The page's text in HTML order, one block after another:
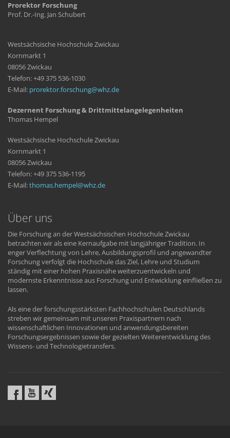
Prorektor Forschung
Prof. Dr.-Ing. Jan Schubert
Westsächsische Hochschule Zwickau
Kornmarkt 1
08056 Zwickau
Telefon: +49 375 536-1030
E-Mail: prorektor.forschung whzde
Dezernent Forschung & Drittmittelangelegenheiten
Thomas Hempel
Westsächsische Hochschule Zwickau
Kornmarkt 1
08056 Zwickau
Telefon: +49 375 536-1195
E-Mail:thomas.hempel whzde
Über uns
Die Forschung an der Westsächsischen Hochschule Zwickau
betrachten wir als eine Kernaufgabe mit langjähriger Tradition. In
enger Verflechtung von Lehre, Ausbildungsprofil und angewandter
Forschung verfolgt die Hochschule das Ziel, Lehre und Studium
ständig mit einer hohen Praxisnähe weiterzuentwickeln und
modernste Erkenntnisse aus Forschung und Entwicklung einfließen zu
lassen.
Als eine der forschungsstärksten Fachhochschulen Deutschlands
streben wir gemeinsam mit unseren Praxispartnern nach
wissenschaftlichen Innovationen und anwendungsbereiten
Forschungsergebnissen sowie der gezielten Weiterentwicklung des
Wissens- und Technologietransfers.